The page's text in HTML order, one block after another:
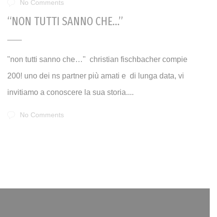
No Comments
“NON TUTTI SANNO CHE…”
"non tutti sanno che…" christian fischbacher compie
200! uno dei ns partner più amati e di lunga data, vi
invitiamo a conoscere la sua storia....
No Comments